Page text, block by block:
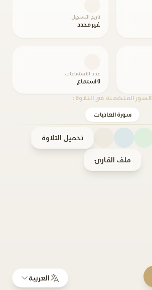
تاريخ التسجيل
غير محدد
عدد الاستماعات
0 استماع
السور المتضمنة في التلاوة:
سورة العاديات
تحميل التلاوة
ملف القارئ
العربية